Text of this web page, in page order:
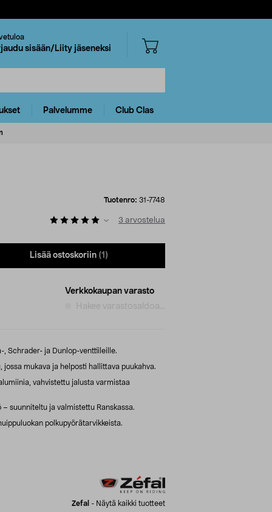
sisään/Liity jäseneksi
Palvelumme Club Clas
Tuotenro: 31-7748
3 arvostelua
Lisää ostoskoriin (1)
Verkkokaupan varasto
Hakee varastosaldoa...
, Schrader- ja Dunlop-venttiileille.
jossa mukava ja helposti hallittava puukahva.
vahvistettu jalusta varmistaa
– suunniteltu ja valmistettu Ranskassa.
polkupyörätarvikkeista.
Zefal - Näytä kaikki tuotteet